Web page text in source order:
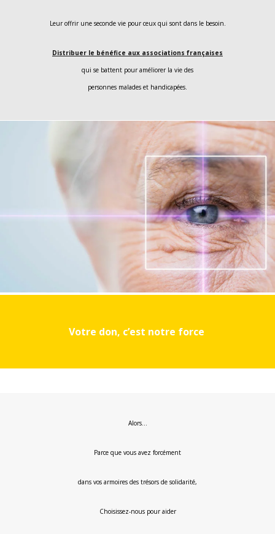
Leur offrir une seconde vie pour ceux qui sont dans le besoin.
Distribuer le bénéfice aux associations françaises
qui se battent pour améliorer la vie des
personnes malades et handicapées.
Votre don, c’est notre force
Alors…
Parce que vous avez forcément
dans vos armoires des trésors de solidarité,
Choisissez-nous pour aider